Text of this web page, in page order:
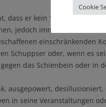
dass er kein “Blatt vor den
jedoch immer sehr
einschränkenden
Schuppser oder, wenn es
das Schienbein oder in
ausgepowert,
in seine Veranstaltungen
Cookie